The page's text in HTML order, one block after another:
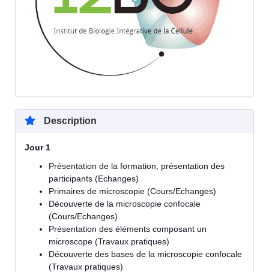
Description
Jour 1
Présentation de la formation, présentation des
participants (Echanges)
Primaires de microscopie (Cours/Echanges)
Découverte de la microscopie confocale
(Cours/Echanges)
Présentation des éléments composant un
microscope (Travaux pratiques)
Découverte des bases de la microscopie confocale
(Travaux pratiques)